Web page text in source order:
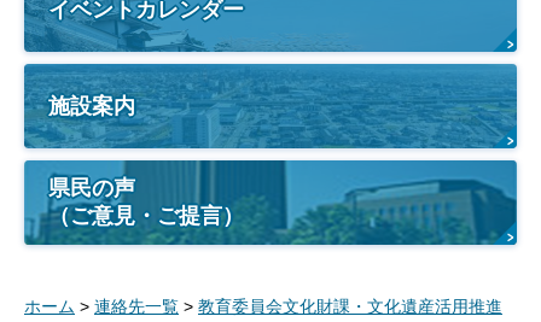
イベントカレンダー
施設案内
県民の声
（ご意見・ご提言）
ホーム > 連絡先一覧 > 教育委員会文化財課・文化遺産活用推進